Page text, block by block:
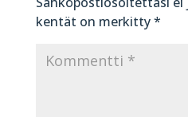
kentät on merkitty*